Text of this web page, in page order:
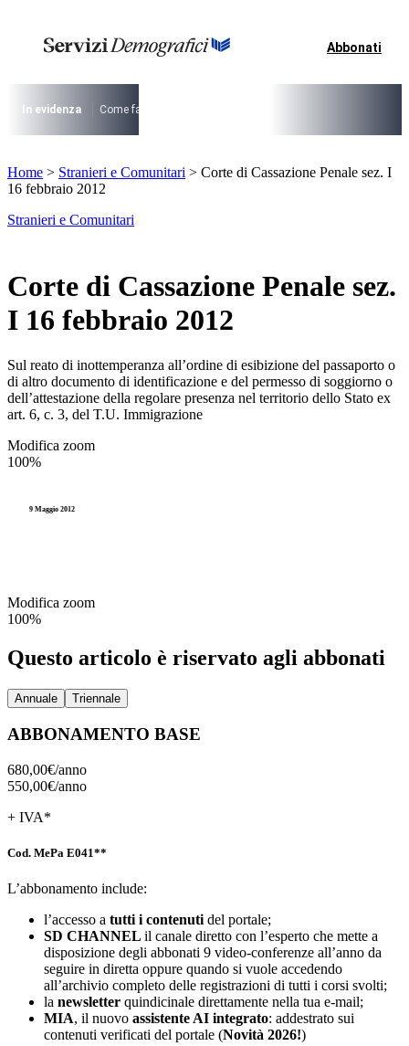
contenuto
I più cercati
Lorem ipsum dolor sit amet consectetur
Lorem ipsum dolor sit amet consectetur
Abbonati
In evidenza Come fare per …
I più cercati
Lorem ipsum dolor sit amet consectetur
Home > Stranieri e Comunitari > Corte di Cassazione Penale sez. I
16 febbraio 2012
Stranieri e Comunitari
Corte di Cassazione Penale sez.
I 16 febbraio 2012
Sul reato di inottemperanza all’ordine di esibizione del passaporto o
di altro documento di identificazione e del permesso di soggiorno o
dell’attestazione della regolare presenza nel territorio dello Stato ex
art. 6, c. 3, del T.U. Immigrazione
Modifica zoom
100%
9 Maggio 2012
Modifica zoom
100%
Questo articolo è riservato agli abbonati
Annuale Triennale
ABBONAMENTO BASE
680,00€/anno
550,00€/anno
+ IVA*
Cod. MePa E041**
L’abbonamento include:
l’accesso a tutti i contenutidel portale;
SD CHANNEL il canale diretto con l’esperto che mette a
disposizione degli abbonati 9 video-conferenze all’anno da
seguire in diretta oppure quando si vuole accedendo
all’archivio completo delle registrazioni di tutti i corsi svolti;
la newsletter quindicinale direttamente nella tua e-mail;
MIA, il nuovo assistente AI integrato: addestrato sui
contenuti verificati del portale (Novità 2026!)